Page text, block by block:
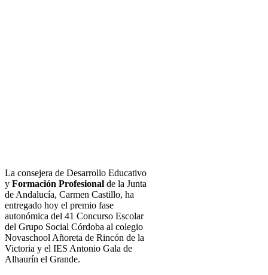
La consejera de Desarrollo Educativo
y Formación Profesional de la Junta
de Andalucía, Carmen Castillo, ha
entregado hoy el premio fase
autonómica del 41 Concurso Escolar
del Grupo Social Córdoba al colegio
Novaschool Añoreta de Rincón de la
Victoria y el IES Antonio Gala de
Alhaurín el Grande.